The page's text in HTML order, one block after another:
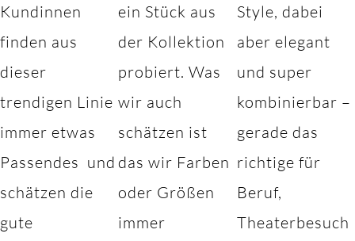
Kundinnen
finden aus
dieser
trendigen Linie
immer etwas
Passendes und
schätzen die
gute
ein Stück aus
der Kollektion
probiert. Was
wir auch
schätzen ist
das wir Farben
oder Größen
immer
Style, dabei
aber elegant
und super
kombinierbar –
gerade das
richtige für
Beruf,
Theaterbesuch